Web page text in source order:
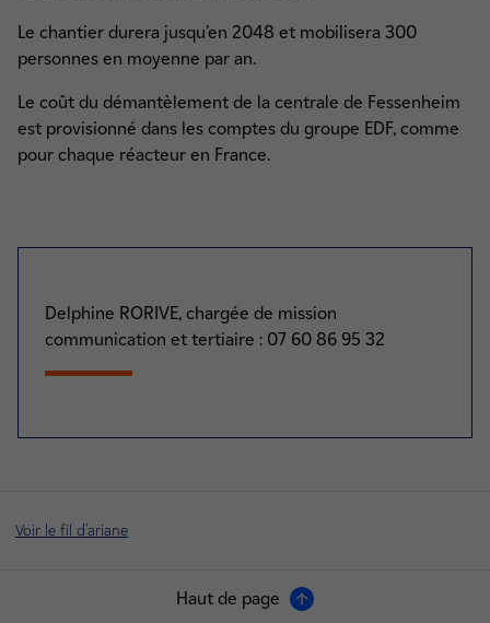
Le chantier durera jusqu’en 2048 et mobilisera 300
personnes en moyenne par an.
Le coût du démantèlement de la centrale de Fessenheim
est provisionné dans les comptes du groupe EDF, comme
pour chaque réacteur en France.
Delphine RORIVE, chargée de mission
communication et tertiaire : 07 60 86 95 32
Voir le fil d'ariane
Haut de page